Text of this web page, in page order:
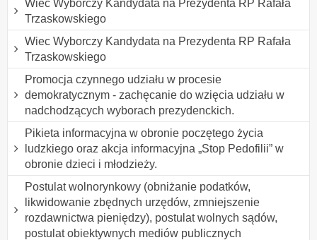
Wiec Wyborczy Kandydata na Prezydenta RP Rafała
Trzaskowskiego
Wiec Wyborczy Kandydata na Prezydenta RP Rafała
Trzaskowskiego
Promocja czynnego udziału w procesie
demokratycznym - zachęcanie do wzięcia udziału w
nadchodzących wyborach prezydenckich.
Pikieta informacyjna w obronie poczętego życia
ludzkiego oraz akcja informacyjna „Stop Pedofilii” w
obronie dzieci i młodzieży.
Postulat wolnorynkowy (obniżanie podatków,
likwidowanie zbędnych urzędów, zmniejszenie
rozdawnictwa pieniędzy), postulat wolnych sądów,
postulat obiektywnych mediów publicznych